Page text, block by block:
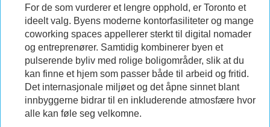
For de som vurderer et lengre opphold, er Toronto et
ideelt valg. Byens moderne kontorfasiliteter og mange
coworking spaces appellerer sterkt til digital nomader
og entreprenører. Samtidig kombinerer byen et
pulserende byliv med rolige boligområder, slik at du
kan finne et hjem som passer både til arbeid og fritid.
Det internasjonale miljøet og det åpne sinnet blant
innbyggerne bidrar til en inkluderende atmosfære hvor
alle kan føle seg velkomne.